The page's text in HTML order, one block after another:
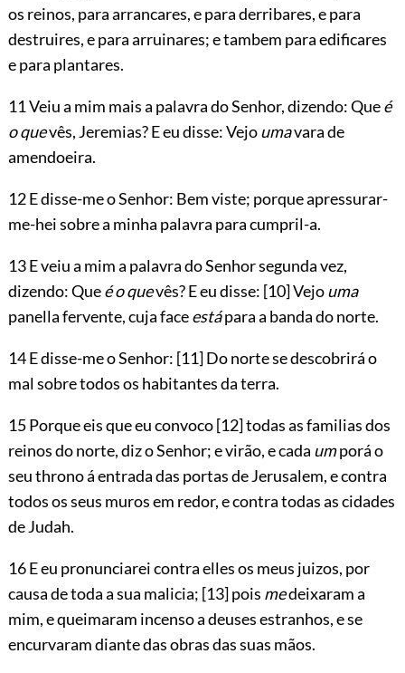
os reinos, para arrancares, e para derribares, e para
destruires, e para arruinares; e tambem para edificares
e para plantares.
11 Veiu a mim mais a palavra do Senhor, dizendo: Queé
o quevês, Jeremias? E eu disse: Vejoumavara de
amendoeira.
12 E disse-me o Senhor: Bem viste; porque apressurar-
me-hei sobre a minha palavra para cumpril-a.
13 E veiu a mim a palavra do Senhor segunda vez,
dizendo: Queé o quevês? E eu disse: [10]Vejouma
panella fervente, cuja faceestápara a banda do norte.
14 E disse-me o Senhor: [11]Do norte se descobrirá o
mal sobre todos os habitantes da terra.
15 Porque eis que eu convoco[12]todas as familias dos
reinos do norte, diz o Senhor; e virão, e cada umporá o
seu throno á entrada das portas de Jerusalem, e contra
todos os seus muros em redor, e contra todas as cidades
de Judah.
16 E eu pronunciarei contra elles os meus juizos, por
causa de toda a sua malicia; [13]pois medeixaram a
mim, e queimaram incenso a deuses estranhos, e se
encurvaram diante das obras das suas mãos.